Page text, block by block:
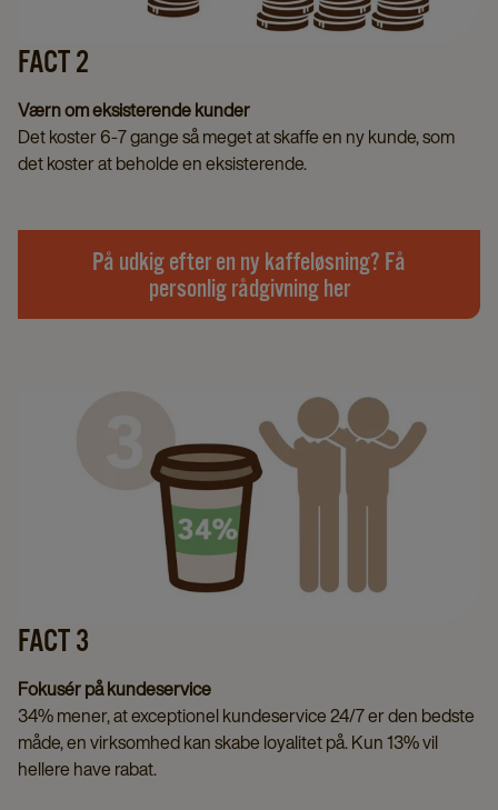
FACT 2
Værn om eksisterende kunder
Det koster 6-7 gange så meget at skaffe en ny kunde, som
det koster at beholde en eksisterende.
På udkig efter en ny kaffeløsning? Få
personlig rådgivning her
FACT 3
Fokusér på kundeservice
34% mener, at exceptionel kundeservice 24/7 er den bedste
måde, en virksomhed kan skabe loyalitet på. Kun 13% vil
hellere have rabat.